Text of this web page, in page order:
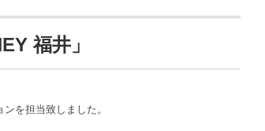
福井」
を担当致しました。